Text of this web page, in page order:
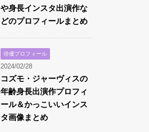
や身長インスタ出演作な
どのプロフィールまとめ
俳優プロフィール
2024/02/28
コズモ・ジャーヴィスの
年齢身長出演作プロフィ
ール＆かっこいいインス
タ画像まとめ